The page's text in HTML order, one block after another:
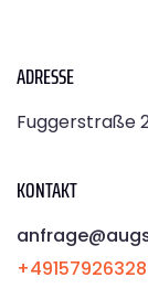
ADRESSE
Fuggerstraße
KONTAKT